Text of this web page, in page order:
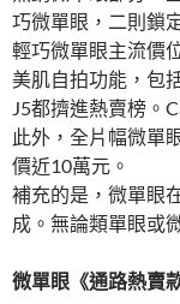
巧微單眼，二則鎖
輕巧微單眼主流價
美肌自拍功能，包
J5都擠進熱賣榜。
此外，全片幅微單
價近10萬元。
補充的是，微單眼
成。無論類單眼或
微單眼《通路熱賣款